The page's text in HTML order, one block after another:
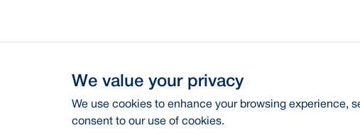
We value your privacy
We use cookies to enhance your browsing experience,
consent to our use of cookies.